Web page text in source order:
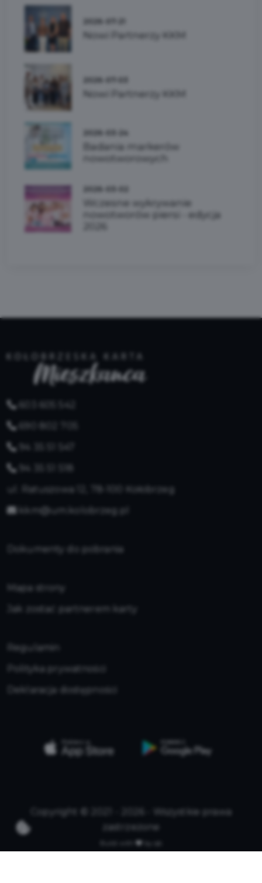
Nowi Partnerzy KKM
Nowi Partnerzy KKM
Badania markerów
nowotworowych
Wczesne wykrywanie
nowotworów piersi - edycja
603 605 542
690 802 705
94 35 51 547
94 35 51 518
ul. Ratuszowa 12, 78-100 Kołobrzeg
kkm@um.kolobrzeg.pl
Dokumenty do pobrania
Mapa strony
Jak zostać partnerem karty
Regulamin
Polityka prywatności
Deklaracja dostępności
Copyright © 2021 - 2026 - Wszystkie prawa
zastrzeżone